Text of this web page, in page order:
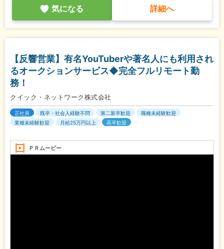
気になる 詳細へ
【反響営業】有名YouTuberや著名人にも利用され
るオークションサービス◆完全フルリモート勤
務！
クイック・ネットワーク株式会社
正社員 既卒・社会人経験不問 第二新卒歓迎
職種未経験歓迎
業種未経験歓迎
月給25万円以上 高卒歓迎
ＰＲムービー